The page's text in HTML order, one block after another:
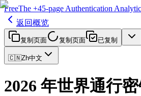
FreeThe +45-page Authentication
返回概览
复制页面 复制页面 已复制
🇨🇳Zh中文
2026 年世界通行